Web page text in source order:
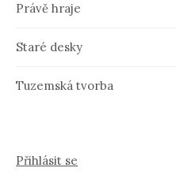
Právě hraje
Staré desky
Tuzemská tvorba
Přihlásit se